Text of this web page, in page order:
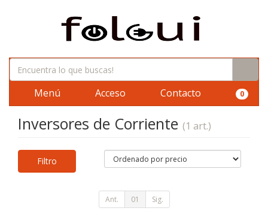
Menú Acceso Contacto 0
Inversores de Corriente (1 art.)
Filtro
Ant. 01 Sig.